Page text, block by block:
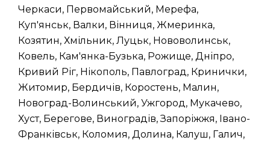
Черкаси, Первомайський, Мерефа,
Куп'янськ, Валки, Вінниця, Жмеринка,
Козятин, Хмільник, Луцьк, Нововолинськ,
Ковель, Кам'янка-Бузька, Рожище, Дніпро,
Кривий Ріг, Нікополь, Павлоград, Кринички,
Житомир, Бердичів, Коростень, Малин,
Новоград-Волинський, Ужгород, Мукачево,
Хуст, Берегове, Виноградів, Запоріжжя, Івано-
Франківськ, Коломия, Долина, Калуш, Галич,